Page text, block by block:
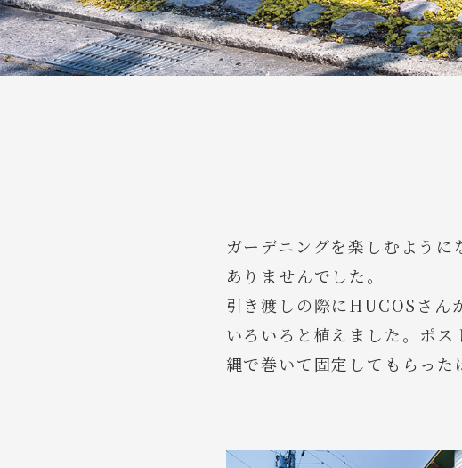
ガーデニングを楽しむよう
ありませんでした。
引き渡しの際にHUCOSさん
いろいろと植えました。ポ
縄で巻いて固定してもらった